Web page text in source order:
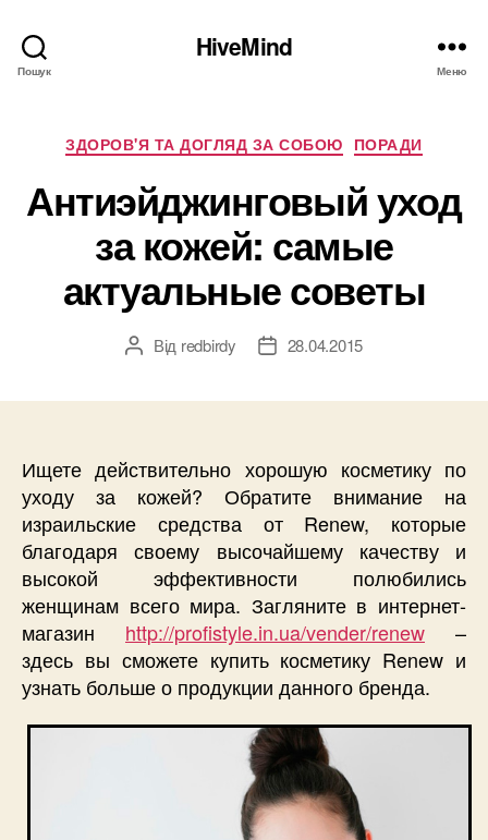
Пошук
HiveMind
Меню
Категорії
ЗДОРОВ'Я ТА ДОГЛЯД ЗА СОБОЮ ПОРАДИ
Антиэйджинговый уход
за кожей: самые
актуальные советы
Автор
Від redbirdy
Дата28.04.2015
Ищете действительно хорошую косметику по
уходу за кожей? Обратите внимание на
израильские средства от Renew, которые
благодаря своему высочайшему качеству и
высокой эффективности полюбились
женщинам всего мира. Загляните в интернет-
магазин http://profistyle.in.ua/vender/renew –
здесь вы сможете купить косметику Renew и
узнать больше о продукции данного бренда.